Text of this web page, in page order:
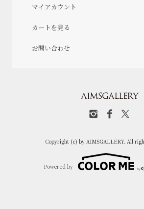
マイアカウント
カートを見る
お問い合わせ
Copyright (c) by AIMSGALLERY. All
Powered by